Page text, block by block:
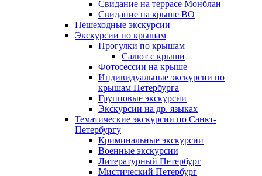
Свидание на террасе Монблан
Свидание на крыше ВО
Пешеходные экскурсии
Экскурсии по крышам
Прогулки по крышам
Салют с крыши
Фотосессии на крыше
Индивидуальные экскурсии по
крышам Петербурга
Групповые экскурсии
Экскурсии на др. языках
Тематические экскурсии по Санкт-
Петербургу
Криминальные экскурсии
Военные экскурсии
Литературный Петербург
Мистический Петербург